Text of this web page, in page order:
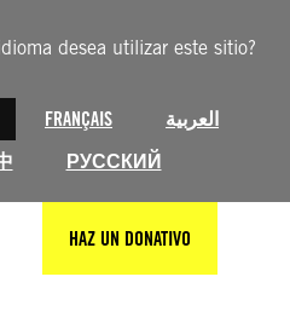
desea utilizar este sitio?
FRANÇAIS
العربية
РУССКИЙ
HAZ UN DONATIVO